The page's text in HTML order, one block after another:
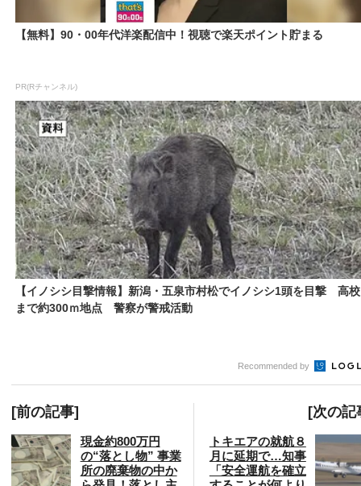
【無料】90・00年代洋楽配信中！視聴で楽天ポイント貯まる
PR(Rチャンネル)
【イノシシ目撃情報】新潟・五泉市村松でイノシシ1頭を目撃 高校
まで約300ｍ地点 警察が警戒活動
Recommended by
[前の記事]
現金約800万円
の“落とし物” 事業
所の廃棄物の中か
[次の記
トキエアの就航８
月に延期で…知事
「安全運航を確立